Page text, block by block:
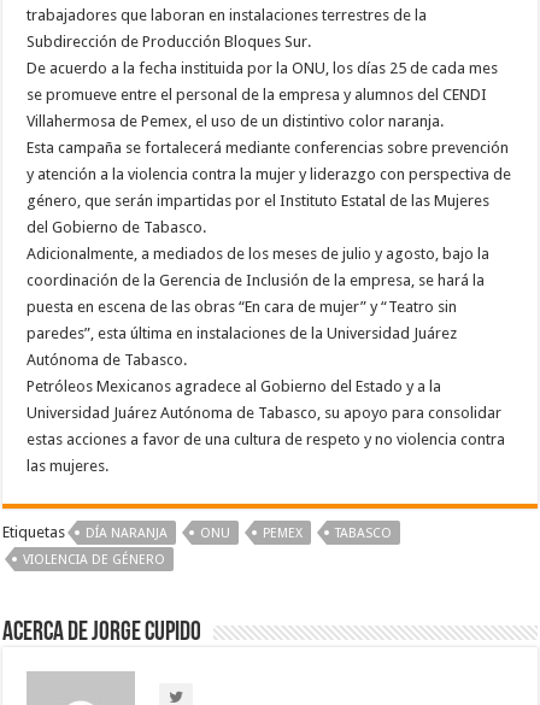
trabajadores que laboran en instalaciones terrestres de la
Subdirección de Producción Bloques Sur.
De acuerdo a la fecha instituida por la ONU, los días 25 de cada mes
se promueve entre el personal de la empresa y alumnos del CENDI
Villahermosa de Pemex, el uso de un distintivo color naranja.
Esta campaña se fortalecerá mediante conferencias sobre prevención
y atención a la violencia contra la mujer y liderazgo con perspectiva de
género, que serán impartidas por el Instituto Estatal de las Mujeres
del Gobierno de Tabasco.
Adicionalmente, a mediados de los meses de julio y agosto, bajo la
coordinación de la Gerencia de Inclusión de la empresa, se hará la
puesta en escena de las obras “En cara de mujer” y “Teatro sin
paredes”, esta última en instalaciones de la Universidad Juárez
Autónoma de Tabasco.
Petróleos Mexicanos agradece al Gobierno del Estado y a la
Universidad Juárez Autónoma de Tabasco, su apoyo para consolidar
estas acciones a favor de una cultura de respeto y no violencia contra
las mujeres.
Etiquetas DÍA NARANJA ONU PEMEX
TABASCO
VIOLENCIA DE GÉNERO
Acerca de Jorge Cupido